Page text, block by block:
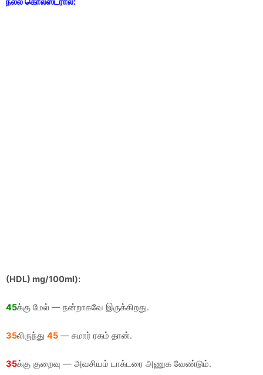
(HDL) mg/100ml):
45க்கு மேல் — நன்றாகவே இருக்கிறது.
35லிருந்து 45 — சுமார் ரகம் தான்.
35க்கு குறைவு — அவசியம் டாக்டரை அணுக வேண்டும்.